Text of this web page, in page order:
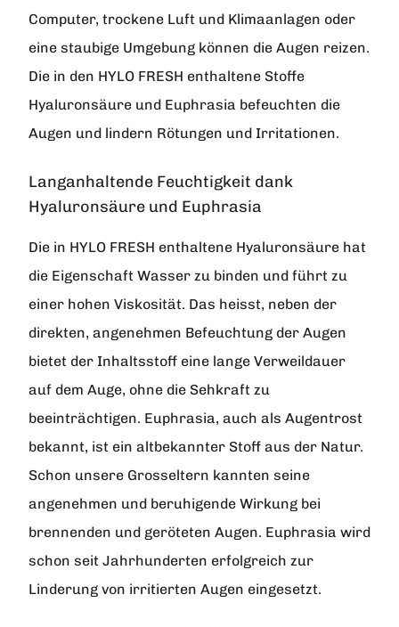
Computer, trockene Luft und Klimaanlagen oder
eine staubige Umgebung können die Augen reizen.
Die in den HYLO FRESH enthaltene Stoffe
Hyaluronsäure und Euphrasia befeuchten die
Augen und lindern Rötungen und Irritationen.
Langanhaltende Feuchtigkeit dank
Hyaluronsäure und Euphrasia
Die in HYLO FRESH enthaltene Hyaluronsäure hat
die Eigenschaft Wasser zu binden und führt zu
einer hohen Viskosität. Das heisst, neben der
direkten, angenehmen Befeuchtung der Augen
bietet der Inhaltsstoff eine lange Verweildauer
auf dem Auge, ohne die Sehkraft zu
beeinträchtigen. Euphrasia, auch als Augentrost
bekannt, ist ein altbekannter Stoff aus der Natur.
Schon unsere Grosseltern kannten seine
angenehmen und beruhigende Wirkung bei
brennenden und geröteten Augen. Euphrasia wird
schon seit Jahrhunderten erfolgreich zur
Linderung von irritierten Augen eingesetzt.